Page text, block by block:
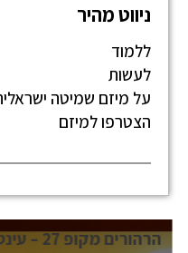
ניווט מהיר
ללמוד
לעשות
על מיזם שמיטה ישראלית
הצטרפו למיזם
הרהורים מקופ 27 – עינט קרמר